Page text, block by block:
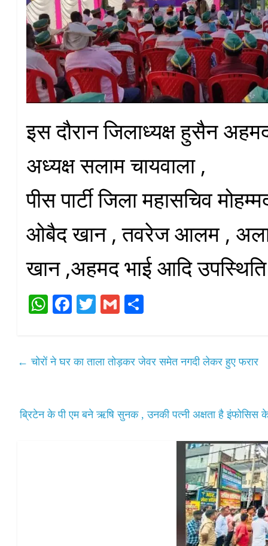
इस दौरान जिलाध्यक्ष हुसैन
अध्यक्ष सलाम चायवाला ,
पीस पार्टी जिला महासचिव
ओबैद खान , तवरेज आलम ,
खान ,अहमद भाई आदि
W
A
Fa
ok
T
r
G
← चोरों ने घर का ताला तोड़कर जेवर समेत नगदी लेकर हुए फरार
ब्रिटेन के पी एम बने ऋषि सुनक , उनकी पत्नी अक्षता है इंफोसिस के